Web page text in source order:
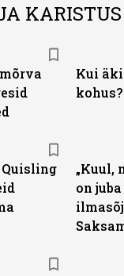
KARISTUS
Kui
kohus?
„Kuul,
on